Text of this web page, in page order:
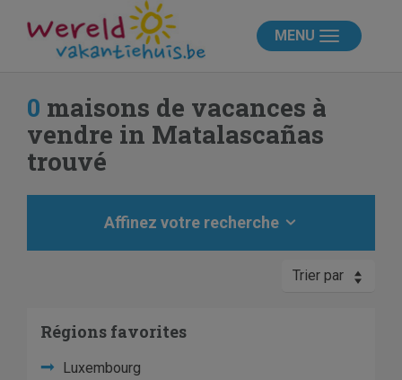
MENU
0 maisons de vacances à
vendre in Matalascañas
trouvé
Affinez votre recherche
Trier par
Régions favorites
Luxembourg